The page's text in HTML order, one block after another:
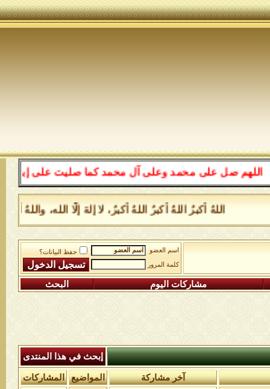
صل على محمد وعلى آل محمد كما صليت على إبراهيم
اللهُ أكبرُ اللهُ أكبرُ اللهُ أكبرُ، لا إلهَ إلَّا الله،
اسم العضو
حفظ البيانات؟
كلمة المرور
مشاركات اليوم البحث
إبحث في هذا المنتدى
آخر مشاركة المواضيع المشاركات